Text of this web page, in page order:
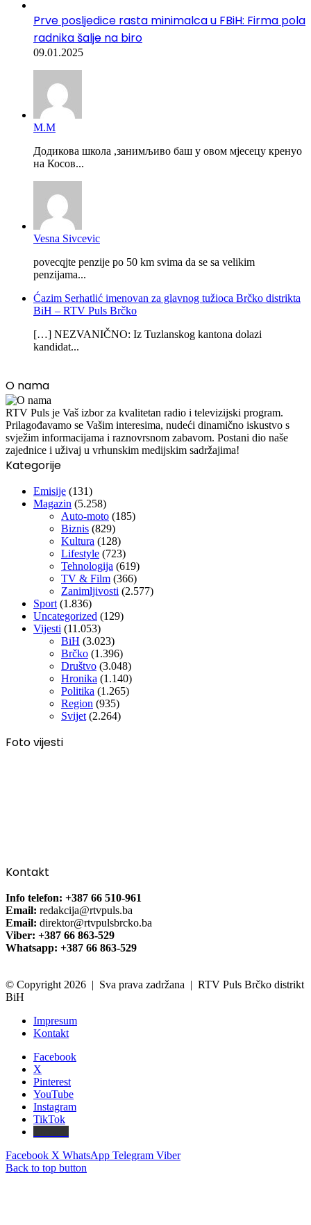
Prve posljedice rasta minimalca u FBiH: Firma pola
radnika šalje na biro
09.01.2025
М.М
Додикова школа ,занимљиво баш у овом мјесецу кренуо
на Косов...
Vesna Sivcevic
povecqjte penzije po 50 km svima da se sa velikim
penzijama...
Ćazim Serhatlić imenovan za glavnog tužioca Brčko distrikta
BiH – RTV Puls Brčko
[…] NEZVANIČNO: Iz Tuzlanskog kantona dolazi
kandidat...
O nama
RTV Puls je Vaš izbor za kvalitetan radio i televizijski program.
Prilagođavamo se Vašim interesima, nudeći dinamično iskustvo s
svježim informacijama i raznovrsnom zabavom. Postani dio naše
zajednice i uživaj u vrhunskim medijskim sadržajima!
Kategorije
Emisije (131)
Magazin (5.258)
Auto-moto (185)
Biznis (829)
Kultura (128)
Lifestyle (723)
Tehnologija (619)
TV & Film (366)
Zanimljivosti (2.577)
Sport (1.836)
Uncategorized (129)
Vijesti (11.053)
BiH (3.023)
Brčko (1.396)
Društvo (3.048)
Hronika (1.140)
Politika (1.265)
Region (935)
Svijet (2.264)
Foto vijesti
Kontakt
Info telefon: +387 66 510-961
Email: redakcija@rtvpuls.ba
Email: direktor@rtvpulsbrcko.ba
Viber: +387 66 863-529
Whatsapp: +387 66 863-529
© Copyright 2026 | Sva prava zadržana | RTV Puls Brčko distrikt
BiH
Impresum
Kontakt
Facebook
X
Pinterest
YouTube
Instagram
TikTok
Facebook X WhatsApp Telegram Viber
Back to top button